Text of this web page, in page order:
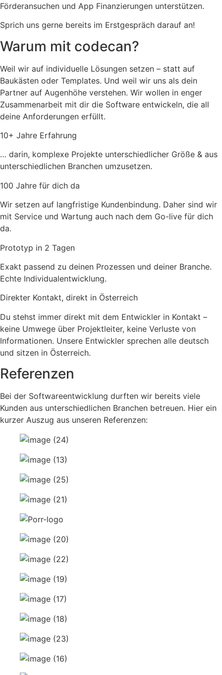
Förderansuchen und App Finanzierungen unterstützen.
Sprich uns gerne bereits im Erstgespräch darauf an!
Warum mit codecan?
Weil wir auf individuelle Lösungen setzen – statt auf
Baukästen oder Templates. Und weil wir uns als dein
Partner auf Augenhöhe verstehen. Wir wollen in enger
Zusammenarbeit mit dir die Software entwickeln, die all
deine Anforderungen erfüllt.
10+ Jahre Erfahrung
… darin, komplexe Projekte unterschiedlicher Größe & aus
unterschiedlichen Branchen umzusetzen.
100 Jahre für dich da
Wir setzen auf langfristige Kundenbindung. Daher sind wir
mit Service und Wartung auch nach dem Go-live für dich
da.
Prototyp in 2 Tagen
Exakt passend zu deinen Prozessen und deiner Branche.
Echte Individualentwicklung.
Direkter Kontakt, direkt in Österreich
Du stehst immer direkt mit dem Entwickler in Kontakt –
keine Umwege über Projektleiter, keine Verluste von
Informationen. Unsere Entwickler sprechen alle deutsch
und sitzen in Österreich.
Referenzen
Bei der Softwareentwicklung durften wir bereits viele
Kunden aus unterschiedlichen Branchen betreuen. Hier ein
kurzer Auszug aus unseren Referenzen: